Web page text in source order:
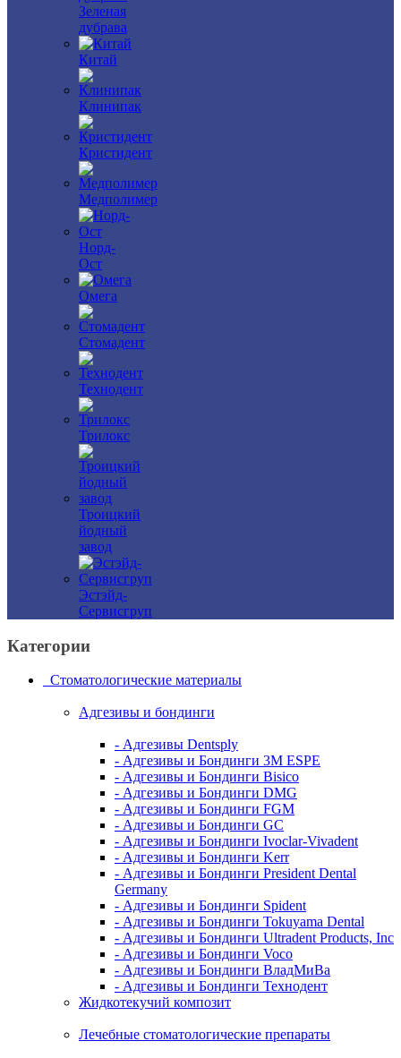
Зеленая
дубрава
Китай
Клинипак
Кристидент
Медполимер
Норд-
Ост
Омега
Стомадент
Технодент
Трилокс
Троицкий
йодный
завод
Эстэйд-
Сервисгруп
Категории
Стоматологические материалы
Адгезивы и бондинги
- Адгезивы Dentsply
- Адгезивы и Бондинги 3M ESPE
- Адгезивы и Бондинги Bisico
- Адгезивы и Бондинги DMG
- Адгезивы и Бондинги FGM
- Адгезивы и Бондинги GC
- Адгезивы и Бондинги Ivoclar-Vivadent
- Адгезивы и Бондинги Kerr
- Адгезивы и Бондинги President Dental
Germany
- Адгезивы и Бондинги Spident
- Адгезивы и Бондинги Tokuyama Dental
- Адгезивы и Бондинги Ultradent Products, Inc
- Адгезивы и Бондинги Voco
- Адгезивы и Бондинги ВладМиВа
- Адгезивы и Бондинги Технодент
Жидкотекучий композит
Лечебные стоматологические препараты